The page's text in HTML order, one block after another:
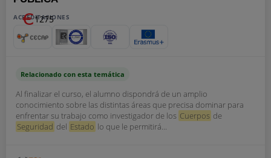
1275
ACREDITACIONES
Relacionado con esta temática
Al finalizar el curso, el alumno dispondrá de un amplio
conocimiento sobre las distintas áreas que precisa dominar para
enfrentar su trabajo como investigador de los Cuerpos de
Seguridad del Estado lo que le permitirá...